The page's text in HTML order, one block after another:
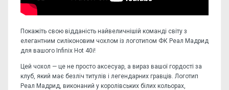
Покажіть свою відданість найвеличнішій команді світу з
елегантним силіконовим чохлом із логотипом ФК Реал Мадрид
для вашого Infinix Hot 40i!
Цей чохол — це не просто аксесуар, а вираз вашої гордості за
клуб, який має безліч титулів і легендарних гравців. Логотип
Реал Мадрид, виконаний у королівських білих кольорах,